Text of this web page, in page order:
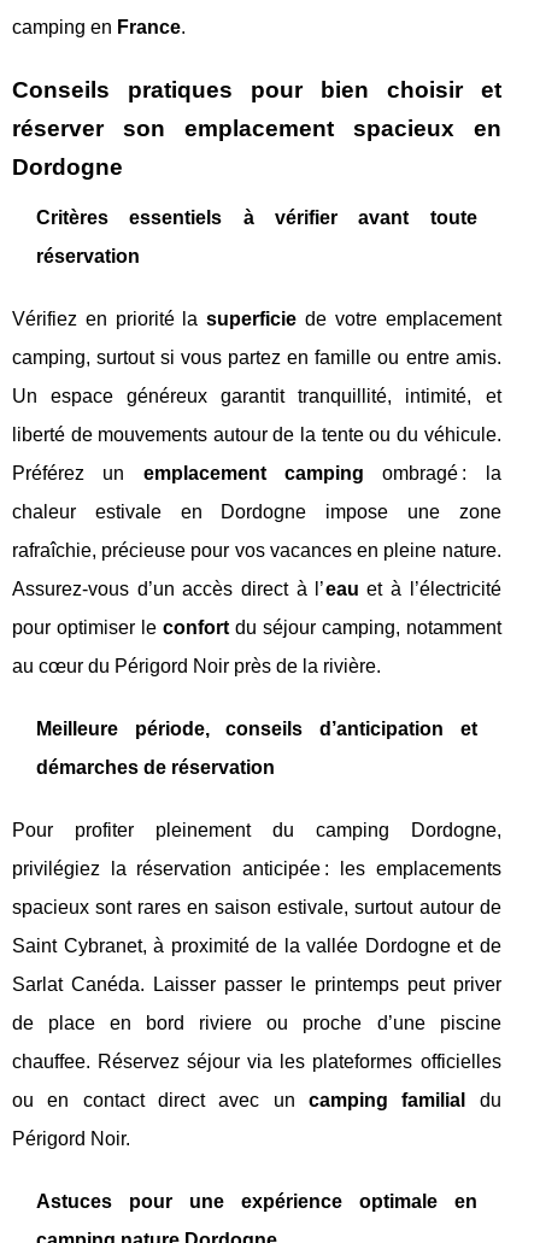
camping en France.
Conseils pratiques pour bien choisir et
réserver son emplacement spacieux en
Dordogne
Critères essentiels à vérifier avant toute
réservation
Vérifiez en priorité lasuperficie de votre emplacement
camping, surtout si vous partez en famille ou entre amis.
Un espace généreux garantit tranquillité, intimité, et
liberté de mouvements autour de la tente ou du véhicule.
Préférez un emplacement camping ombragé : la
chaleur estivale en Dordogne impose une zone
rafraîchie, précieuse pour vos vacances en pleine nature.
Assurez-vous d’un accès direct à l’eau et à l’électricité
pour optimiser le confortdu séjour camping, notamment
au cœur du Périgord Noir près de la rivière.
Meilleure période, conseils d’anticipation et
démarches de réservation
Pour profiter pleinement du camping Dordogne,
privilégiez la réservation anticipée : les emplacements
spacieux sont rares en saison estivale, surtout autour de
Saint Cybranet, à proximité de la vallée Dordogne et de
Sarlat Canéda. Laisser passer le printemps peut priver
de place en bord riviere ou proche d’une piscine
chauffee. Réservez séjour via les plateformes officielles
ou en contact direct avec un camping familial
du
Périgord Noir.
Astuces pour une expérience optimale en